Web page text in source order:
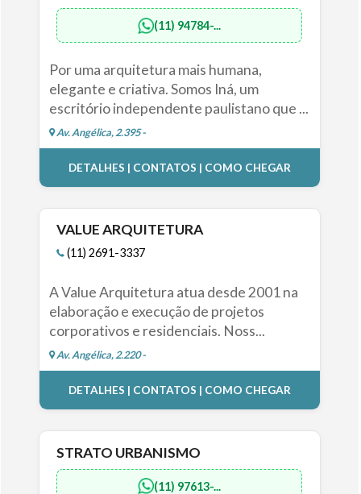
(11) 94784-...
Por uma arquitetura mais humana,
elegante e criativa. Somos Iná, um
escritório independente paulistano que ...
Av. Angélica, 2.395 -
DETALHES | CONTATOS | COMO CHEGAR
VALUE ARQUITETURA
(11) 2691-3337
A Value Arquitetura atua desde 2001 na
elaboração e execução de projetos
corporativos e residenciais. Noss...
Av. Angélica, 2.220 -
DETALHES | CONTATOS | COMO CHEGAR
STRATO URBANISMO
(11) 97613-...